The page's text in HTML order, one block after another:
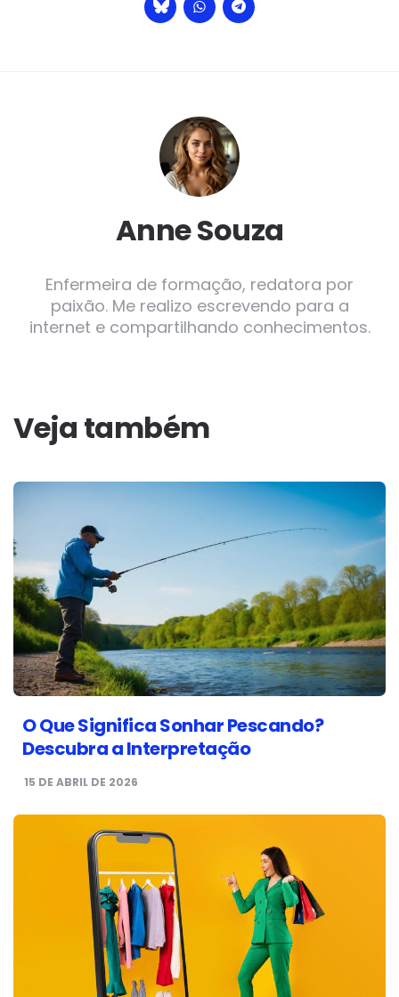
Anne Souza
Enfermeira de formação, redatora por
paixão. Me realizo escrevendo para a
internet e compartilhando conhecimentos.
Veja também
O Que Significa Sonhar Pescando?
Descubra a Interpretação
15 DE ABRIL DE 2026